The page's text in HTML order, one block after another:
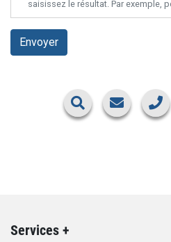
saisissez le résultat. Par exemple,
Envoyer
Services +